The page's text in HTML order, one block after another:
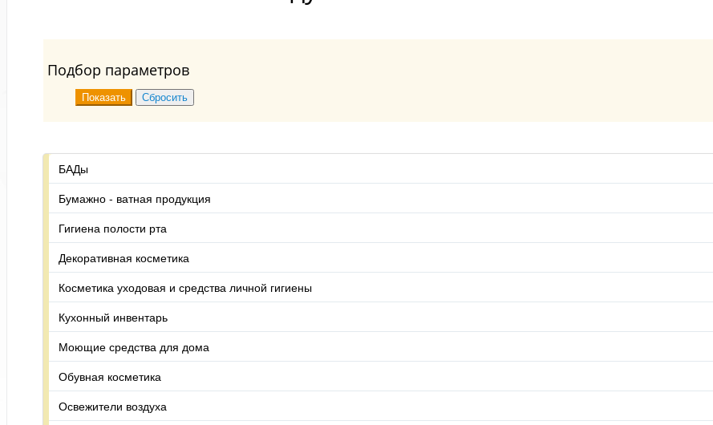
Подбор параметров
БАДы
Бумажно - ватная продукция
Гигиена полости рта
Декоративная косметика
Косметика уходовая и средства личной гигиены
Кухонный инвентарь
Моющие средства для дома
Обувная косметика
Освежители воздуха